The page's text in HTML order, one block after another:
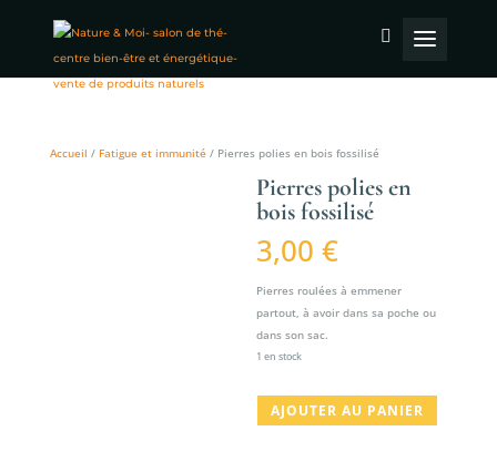
Accueil / Fatigue et immunité/ Pierres polies en bois fossilisé
Pierres polies en
bois fossilisé
3,00€
Pierres roulées à emmener
partout, à avoir dans sa poche ou
dans son sac.
1 en stock
quantité
de
AJOUTER AU PANIER